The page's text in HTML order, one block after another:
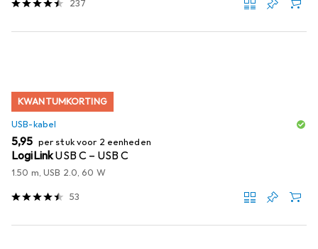
237
KWANTUMKORTING
USB-kabel
EUR
5,95 per stuk voor 2 eenheden
LogiLinkUSB C – USB C
1.50 m, USB 2.0, 60 W
53